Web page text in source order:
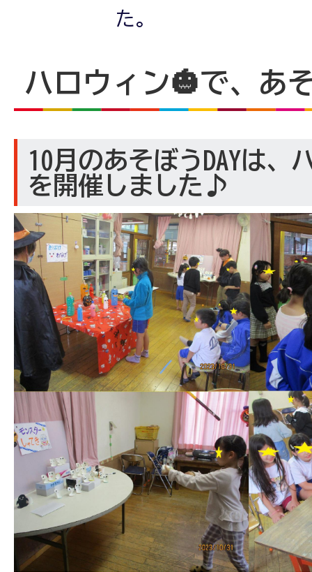
た。
ハロウィン🎃で、あ
10月のあそぼうDAYは、
を開催しました♪